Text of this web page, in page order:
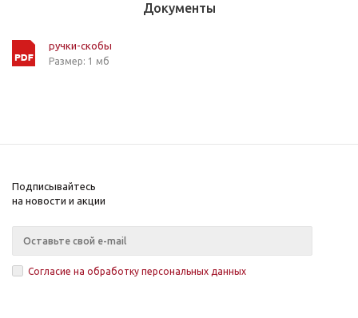
Документы
ручки-скобы
Размер: 1 мб
Подписывайтесь
на новости и акции
Согласие на обработку персональных данных